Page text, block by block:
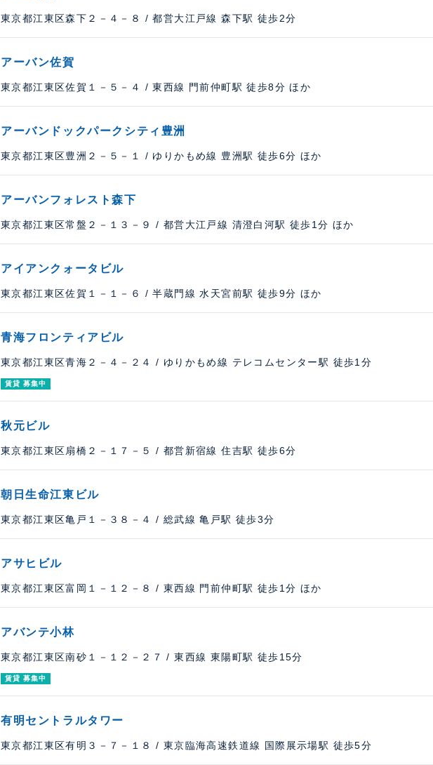
東京都江東区森下２－４－８ / 都営大江戸線 森下駅 徒歩2分
アーバン佐賀
東京都江東区佐賀１－５－４ / 東西線 門前仲町駅 徒歩8分 ほか
アーバンドックパークシティ豊洲
東京都江東区豊洲２－５－１ / ゆりかもめ線 豊洲駅 徒歩6分 ほか
アーバンフォレスト森下
東京都江東区常盤２－１３－９ / 都営大江戸線 清澄白河駅 徒歩1分 ほか
アイアンクォータビル
東京都江東区佐賀１－１－６ / 半蔵門線 水天宮前駅 徒歩9分 ほか
青海フロンティアビル
東京都江東区青海２－４－２４ / ゆりかもめ線 テレコムセンター駅 徒歩1分
賃貸 募集中
秋元ビル
東京都江東区扇橋２－１７－５ / 都営新宿線 住吉駅 徒歩6分
朝日生命江東ビル
東京都江東区亀戸１－３８－４ / 総武線 亀戸駅 徒歩3分
アサヒビル
東京都江東区富岡１－１２－８ / 東西線 門前仲町駅 徒歩1分 ほか
アバンテ小林
東京都江東区南砂１－１２－２７ / 東西線 東陽町駅 徒歩15分
賃貸 募集中
有明セントラルタワー
東京都江東区有明３－７－１８ / 東京臨海高速鉄道線 国際展示場駅 徒歩5分